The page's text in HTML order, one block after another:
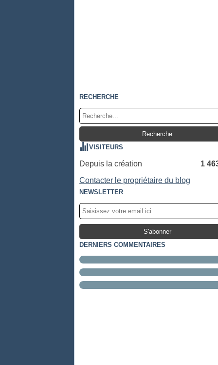
RECHERCHE
VISITEURS
Depuis la création
1
Contacter le propriétaire du blog
NEWSLETTER
DERNIERS COMMENTAIRES